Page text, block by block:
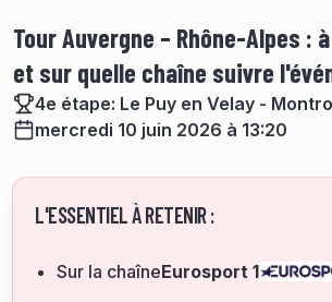
Tour Auvergne – Rhône-Alpes :
et sur quelle chaîne suivre
4e étape: Le Puy en Velay -
mercredi 10 juin 2026 à 13:20
L'ESSENTIEL À RETENIR :
Sur la chaîneEurosport 1